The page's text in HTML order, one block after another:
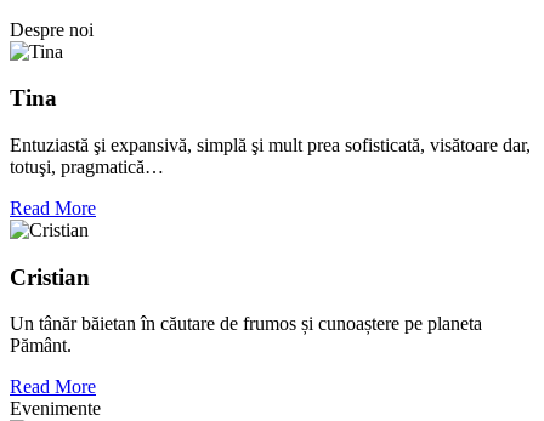
Despre noi
Tina
Entuziastă şi expansivă, simplă şi mult prea sofisticată, visătoare dar,
totuşi, pragmatică…
Read More
Cristian
Un tânăr băietan în căutare de frumos și cunoaștere pe planeta
Pământ.
Read More
Evenimente